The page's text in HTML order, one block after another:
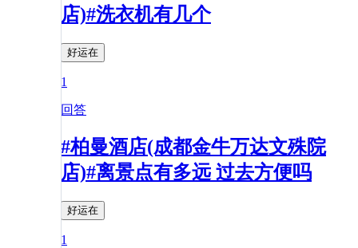
店)#洗衣机有几个
好运在
1
回答
#柏曼酒店(成都金牛万达文殊院
店)#离景点有多远 过去方便吗
好运在
1